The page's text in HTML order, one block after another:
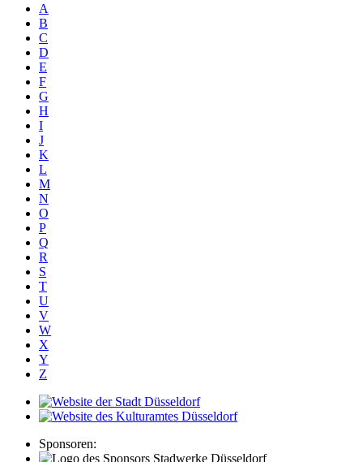
A
B
C
D
E
F
G
H
I
J
K
L
M
N
O
P
Q
R
S
T
U
V
W
X
Y
Z
Sponsoren: